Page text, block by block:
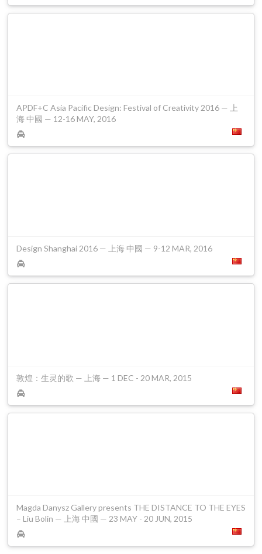
APDF+C Asia Pacific Design: Festival of Creativity 2016 — 上
海 中國 — 12-16 MAY, 2016
Design Shanghai 2016 — 上海 中國 — 9-12 MAR, 2016
敦煌：生灵的歌 — 上海 — 1 DEC - 20 MAR, 2015
Magda Danysz Gallery presents THE DISTANCE TO THE EYES
– Liu Bolin — 上海 中國 — 23 MAY - 20 JUN, 2015